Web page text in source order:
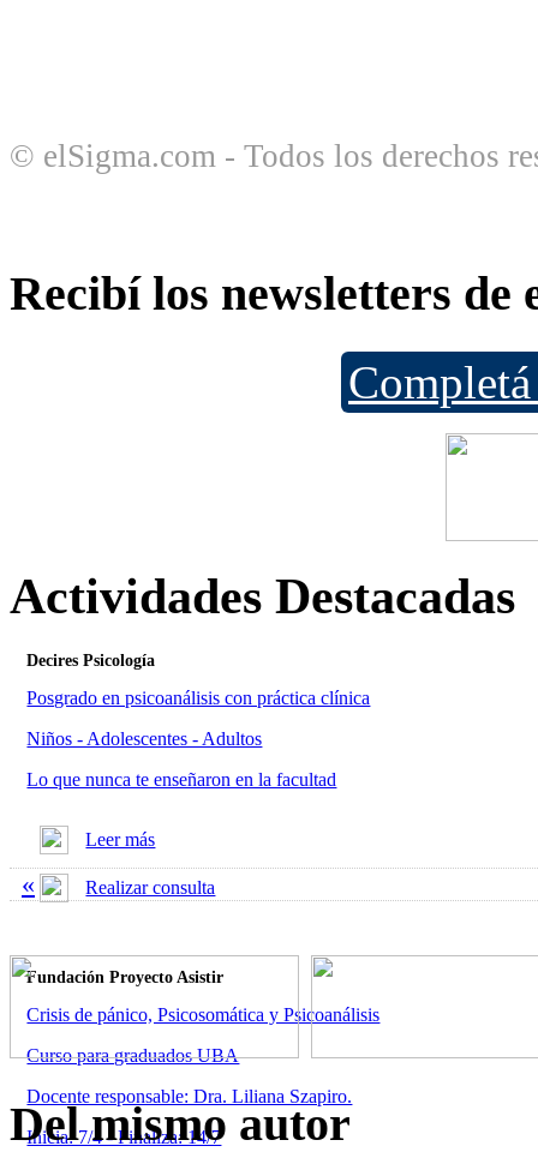
© elSigma.com - Todos los derechos
Recibí los newsletters de
Actividades Destacadas
Decires Psicología
Posgrado en psicoanálisis con práctica clínica
Niños - Adolescentes - Adultos
Lo que nunca te enseñaron en la facultad
Leer más
Realizar consulta
Fundación Proyecto Asistir
Crisis de pánico, Psicosomática y Psicoanálisis
Curso para graduados UBA
Docente responsable: Dra. Liliana Szapiro.
Inicia: 7/4 - Finaliza: 14/7
«
Del mismo autor